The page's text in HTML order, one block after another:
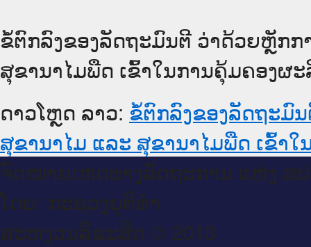
ຂໍ້ຕົກລົງຂອງລັດຖະມົນຕີ ວ່າດ້ວຍຫຼັກ
ສຸຂານາໄມພືດ ເຂົ້າໃນການຄຸ້ມຄອງຜ
ດາວໂຫຼດ ລາວ: ຂໍ້ຕົກລົງຂອງລັດຖະມົ
ສຸຂານາໄມ ແລະ ສຸຂານາໄມພືດ ເຂົ້າ
ຈົດ​ໝາຍ​ເຫດ​ທາງ​ລັດ​ຖະ​ການ ແຫ່ງ ສ​
ໂດຍ: ກະ​ຊວງຍຸ​ຕິ​ທຳ
ສະ​ຫງວນ​ລິ​ຂະ​ສິດ © 2013